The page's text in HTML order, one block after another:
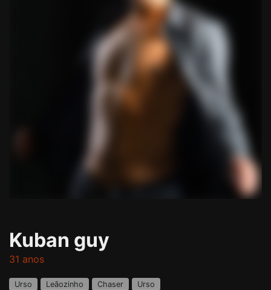
Kuban guy
31 anos
Urso Leãozinho Chaser Urso